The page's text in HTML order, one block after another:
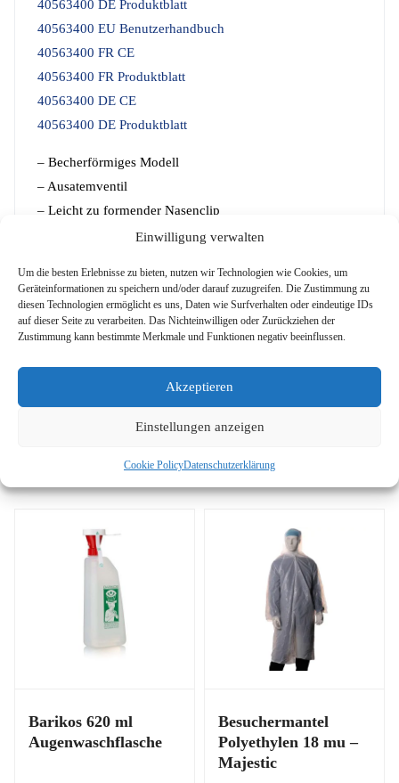
Einwilligung verwalten
Um die besten Erlebnisse zu bieten, nutzen wir Technologien wie Cookies, um
Geräteinformationen zu speichern und/oder darauf zuzugreifen. Die Zustimmung zu
diesen Technologien ermöglicht es uns, Daten wie Surfverhalten oder eindeutige IDs
auf dieser Seite zu verarbeiten. Das Nichteinwilligen oder Zurückziehen der
Zustimmung kann bestimmte Merkmale und Funktionen negativ beeinflussen.
Akzeptieren
Einstellungen anzeigen
Cookie PolicyDatenschutzerklärung
40563400 DE Produktblatt
40563400 EU Benutzerhandbuch
40563400 FR CE
40563400 FR Produktblatt
40563400 DE CE
40563400 DE Produktblatt
– Becherförmiges Modell
– Ausatemventil
– Leicht zu formender Nasenclip
– Angenehm zu tragen
– Farbe: Weiß
– Einsetzbar gegen Staubpartikel bis zum 50-fachen des
Grenzwertes
Barikos 620 ml
Augenwaschflasche
Besuchermantel
Polyethylen 18 mu –
Majestic